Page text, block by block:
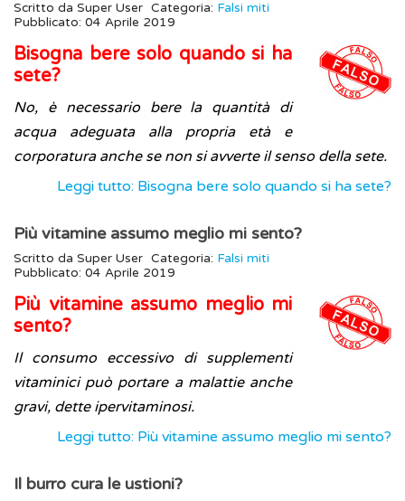
Scritto da Super User Categoria: Falsi miti
Pubblicato: 04 Aprile 2019
Bisogna bere solo quando si ha
sete?
No, è necessario bere la quantità di
acqua adeguata alla propria età e
corporatura anche se non si avverte il senso della sete.
Leggi tutto: Bisogna bere solo quando si ha sete?
Più vitamine assumo meglio mi sento?
Scritto da Super User Categoria: Falsi miti
Pubblicato: 04 Aprile 2019
Più vitamine assumo meglio mi
sento?
Il consumo eccessivo di supplementi
vitaminici può portare a malattie anche
gravi, dette ipervitaminosi.
Leggi tutto: Più vitamine assumo meglio mi sento?
Il burro cura le ustioni?